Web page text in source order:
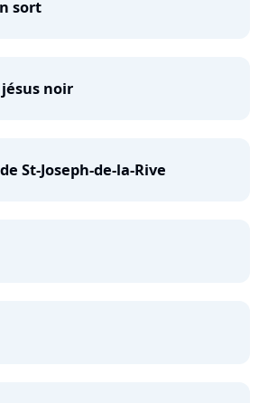
sort
jésus noir
St-Joseph-de-la-Rive